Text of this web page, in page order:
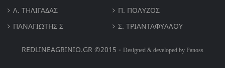
Λ. ΤΗΛΙΓΑΔΑΣ
Π. ΠΟΛΎΖΟΣ
ΠΑΝΑΓΙΏΤΗΣ Σ
Σ. ΤΡΙΑΝΤΑΦΥΛΛΟΥ
REDLINEAGRINIO.GR ©2015 - Designed & developed by Panoss